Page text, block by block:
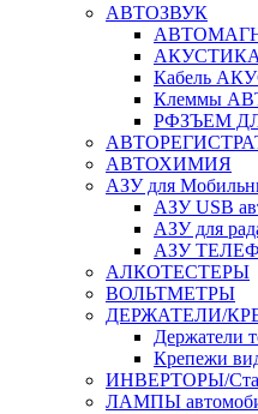
АВТОЗВУК
Кабель
Клеммы
РФЗЪЕМ
АВТОХИМИЯ
АЗУ для
АЗУ USB
АЗУ для
АЗУ
АЛКОТЕСТЕРЫ
ВОЛЬТМЕТРЫ
ДЕРЖАТЕЛИ/
Держатели
Крепежи
ИНВЕРТОРЫ/
ЛАМПЫ